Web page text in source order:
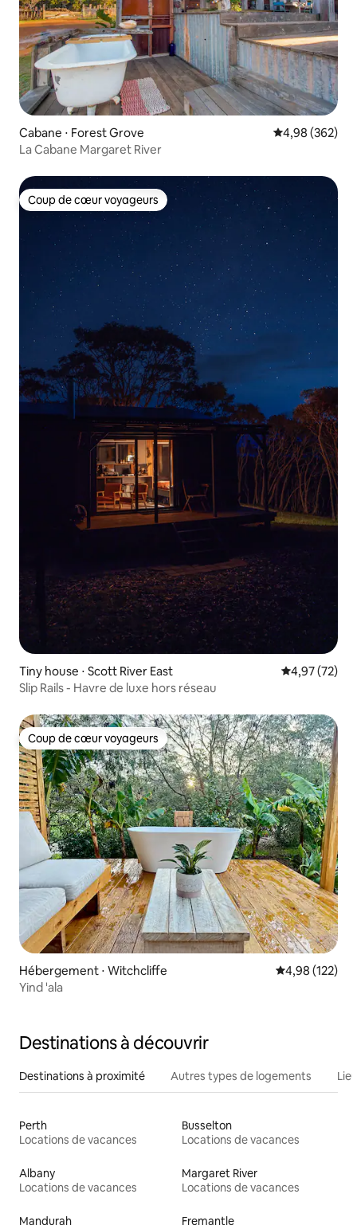
Cabane ⋅ Forest Grove Évaluation
4,98 (362)
La Cabane Margaret River
Coup de cœur voyageurs
Coup de cœur voyageurs
Tiny house ⋅ Scott River East Évaluation
4,97 (72)
Slip Rails - Havre de luxe hors réseau
Coup de cœur voyageurs
Coup de cœur voyageurs
Hébergement ⋅ Witchcliffe Évaluation
4,98 (122)
Yind 'ala
Destinations à découvrir
Destinations à proximité Autres types de logements
Perth
Locations de vacances
Busselton
Locations de vacances
Albany
Locations de vacances
Margaret River
Locations de vacances
Mandurah Fremantle